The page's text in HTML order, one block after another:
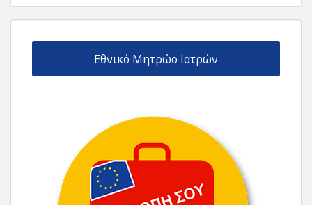
Εθνικό Μητρώο Ιατρών